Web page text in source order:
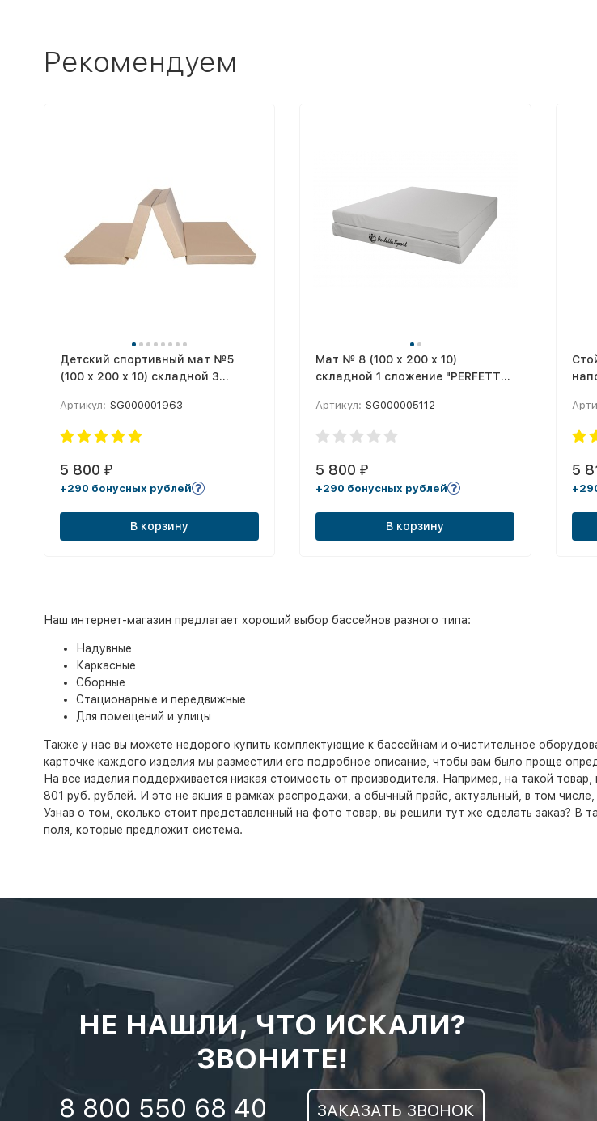
Рекомендуем
Детский спортивный мат №5
(100 х 200 х 10) складной 3
Артикул: SG000001963
5 800 ₽
+290 бонусных рублей
В корзину
Мат № 8 (100 х 200 х 10)
складной 1 сложение "PERFETTO
Артикул: SG000005112
5 800₽
+290 бонусных рублей
В корзину
5
Наш интернет-магазин предлагает хороший выбор бассейнов разного типа:
Надувные
Каркасные
Сборные
Стационарные и передвижные
Для помещений и улицы
Также у нас вы можете недорого купить комплектующие к бассейнам и очистительное
карточке каждого изделия мы разместили его подробное описание, чтобы вам было проще
На все изделия поддерживается низкая стоимость от производителя. Например, на такой
801 руб. рублей. И это не акция в рамках распродажи, а обычный прайс, актуальный, в том
Узнав о том, сколько стоит представленный на фото товар, вы решили тут же сделать заказ? В
поля, которые предложит система.
НЕ НАШЛИ, ЧТО ИСКАЛИ?
ЗВОНИТЕ!
8 800 550 68 40 ЗАКАЗАТЬ ЗВОНОК